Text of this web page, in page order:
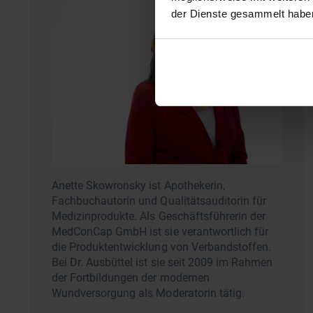
der Dienste gesammelt
Anette Skowronsky ist Apothekerin,
Fachbuchautorin und Qualitätsauditorin für
Medizinprodukte. Als Geschäftsführerin der
MedConCap GmbH ist sie verantwortlich für
die Produktentwicklung von Verbandstoffen.
Bei Dr. Ausbüttel ist sie seit 2009 im Rahmen
der Fortbildungen der modernen
Wundversorgung als Moderatorin tätig.